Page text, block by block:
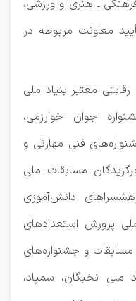
ـ هنری و ورزشی،
معاونت مربوطه در
معتبر بنیاد ملی
جوان خوارزمی،
فنی مهارتی و
مسابقات ملی
دانش‌آموزی
پرورش استعدادهای
و جشنواره‌های
ملی نخبگان، سمپاد،